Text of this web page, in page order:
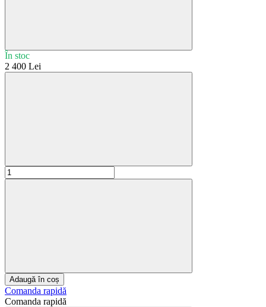
În stoc
2 400 Lei
Adaugă în coș
Comanda rapidă
Comanda rapidă